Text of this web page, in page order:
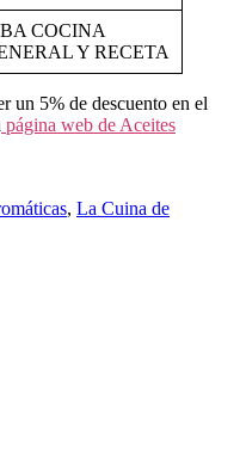
COCINA
Y RECETA
un 5% de descuento en el
página web de Aceites
, La Cuina de